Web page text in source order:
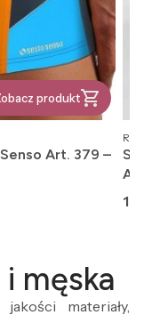
produkt
Art. 379 –
męska
materiały,